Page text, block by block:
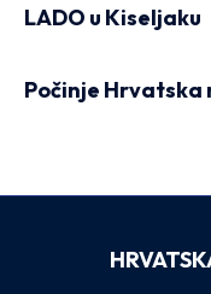
LADO u Kiseljaku
Počinje Hrvatska